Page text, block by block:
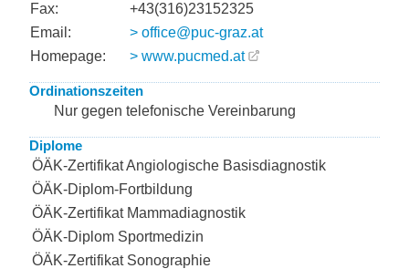
Fax:
+43(316)23152325
Email:
> office@puc-graz.at
Homepage:
> www.pucmed.at
Ordinationszeiten
Nur gegen telefonische Vereinbarung
Diplome
ÖÄK-Zertifikat Angiologische Basisdiagnostik
ÖÄK-Diplom-Fortbildung
ÖÄK-Zertifikat Mammadiagnostik
ÖÄK-Diplom Sportmedizin
ÖÄK-Zertifikat Sonographie